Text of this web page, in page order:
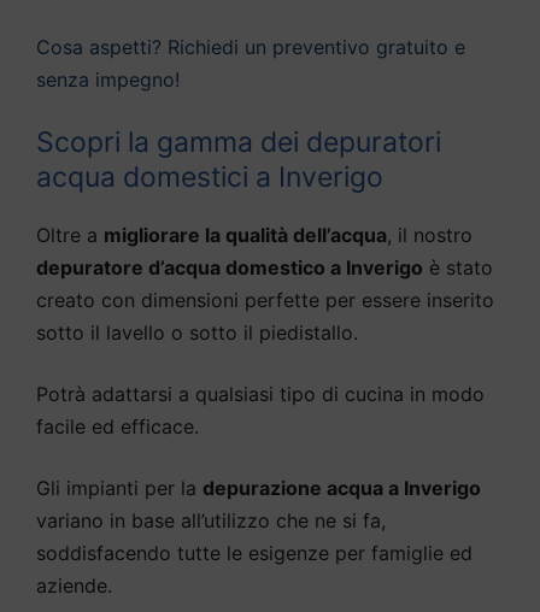
Cosa aspetti? Richiedi un preventivo gratuito e
senza impegno!
Scopri la gamma dei depuratori
acqua domestici a Inverigo
Oltre a migliorare la qualità dell’acqua, il nostro
depuratore d’acqua domestico a Inverigo è stato
creato con dimensioni perfette per essere inserito
sotto il lavello o sotto il piedistallo.
Potrà adattarsi a qualsiasi tipo di cucina in modo
facile ed efficace.
Gli impianti per la depurazione acqua a Inverigo
variano in base all’utilizzo che ne si fa,
soddisfacendo tutte le esigenze per famiglie ed
aziende.